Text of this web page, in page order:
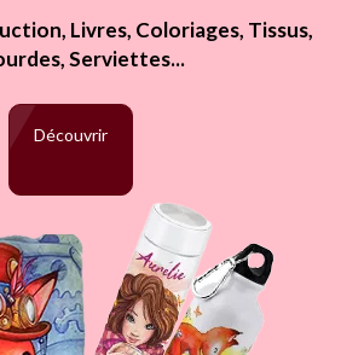
Livres, Coloriages, Tissus,
Serviettes...
Découvrir